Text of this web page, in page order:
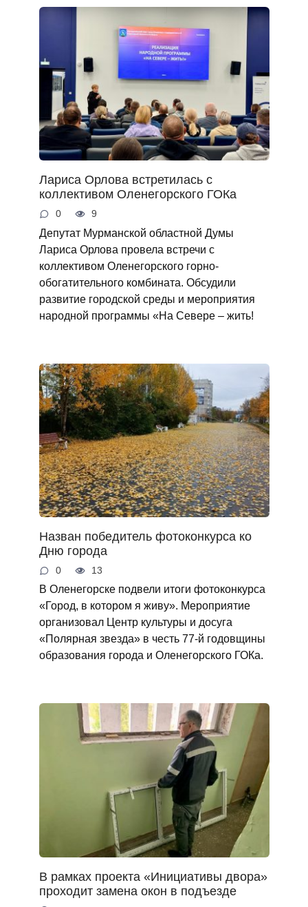
Лариса Орлова встретилась с
коллективом Оленегорского ГОКа
0 9
Депутат Мурманской областной Думы
Лариса Орлова провела встречи с
коллективом Оленегорского горно-
обогатительного комбината. Обсудили
развитие городской среды и мероприятия
народной программы «На Севере – жить!
Назван победитель фотоконкурса ко
Дню города
0 13
В Оленегорске подвели итоги фотоконкурса
«Город, в котором я живу». Мероприятие
организовал Центр культуры и досуга
«Полярная звезда» в честь 77-й годовщины
образования города и Оленегорского ГОКа.
В рамках проекта «Инициативы двора»
проходит замена окон в подъезде